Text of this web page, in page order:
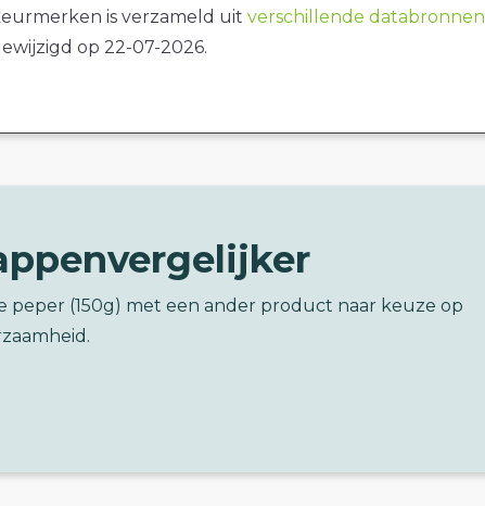
is verzameld uit verschillende databronnen
op 22-07-2026.
peper (150g) met een ander product naar keuze op